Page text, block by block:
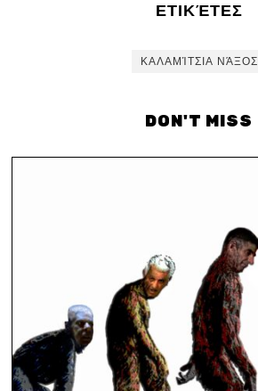
ΕΤΙΚΈΤΕΣ
ΚΑΛΑΜΊΤΣΙΑ ΝΆΞΟΣ
DON'T MISS